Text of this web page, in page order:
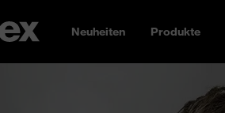
Neuheiten Produkte